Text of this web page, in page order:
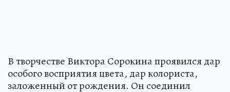
В творчестве Виктора Сорокина проявился дар
особого восприятия цвета, дар колориста,
заложенный от рождения. Он соединил